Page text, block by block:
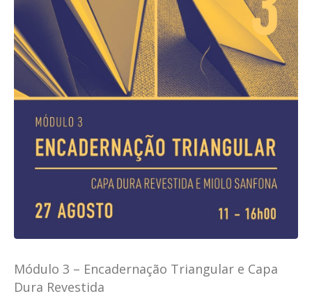
Módulo 3 – Encadernação Triangular e Capa
Dura Revestida